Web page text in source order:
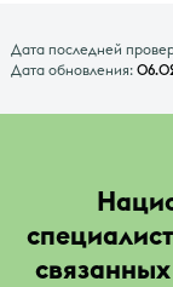
Дата последней
Дата обновления: